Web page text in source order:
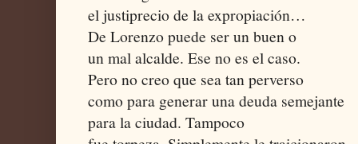
el justiprecio de la expropiación…
De Lorenzo puede ser un buen o
un mal alcalde. Ese no es el caso.
Pero no creo que sea tan perverso
como para generar una deuda semejante
para la ciudad. Tampoco